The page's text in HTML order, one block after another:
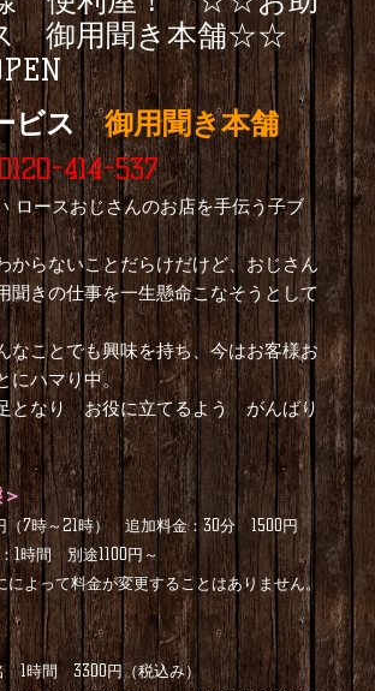
御用聞き本舗☆☆
ビス
御用聞き本舗
414-537
ロースおじさんのお店を手伝う子ブ
からないことだらけだけど、おじさん
聞きの仕事を一生懸命こなそうとして
なことでも興味を持ち、今はお客様お
にハマり中。
となり お役に立てるよう がんばり
（7時～21時） 追加料金：30分 1500円
時間 別途1100円～
よって料金が変更することはありません。
時間 3300円（税込み）